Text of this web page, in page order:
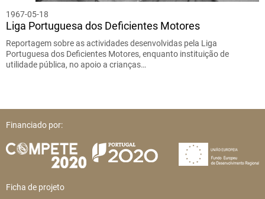
1967-05-18
Liga Portuguesa dos Deficientes Motores
Reportagem sobre as actividades desenvolvidas pela Liga
Portuguesa dos Deficientes Motores, enquanto instituição de
utilidade pública, no apoio a crianças…
Financiado por:
Ficha de projeto